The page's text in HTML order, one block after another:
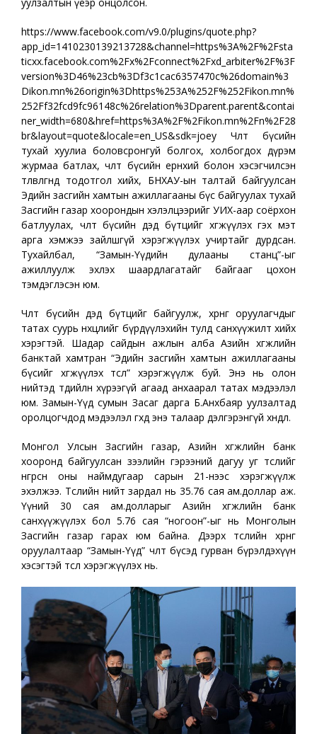
https://www.facebook.com/v9.0/plugins/quote.php?
app_id=1410230139213728&channel=https%3A%2F%2Fsta
ticxx.facebook.com%2Fx%2Fconnect%2Fxd_arbiter%2F%3F
version%3D46%23cb%3Df3c1cac6357470c%26domain%3
Dikon.mn%26origin%3Dhttps%253A%252F%252Fikon.mn%
252Ff32fcd9fc96148c%26relation%3Dparent.parent&contai
ner_width=680&href=https%3A%2F%2Fikon.mn%2Fn%2F28
br&layout=quote&locale=en_US&sdk=joey Чөлөөт бүсийн
тухай хуулиа боловсронгуй болгох, холбогдох дүрэм
журмаа батлах, чөлөөт бүсийн ерөнхий болон хэсэгчилсэн
төлөвлөгөөнд тодотгол хийх, БНХАУ-ын талтай байгуулсан
Эдийн засгийн хамтын ажиллагааны бүс байгуулах тухай
Засгийн газар хоорондын хэлэлцээрийг УИХ-аар соёрхон
батлуулах, чөлөөт бүсийн дэд бүтцийг хөгжүүлэх гэх мэт
арга хэмжээ зайлшгүй хэрэгжүүлэх учиртайг дурдсан.
Тухайлбал, “Замын-Үүдийн дулааны станц”-ыг
ажиллуулж эхлэх шаардлагатайг байгааг цохон
тэмдэглэсэн юм.
Чөлөөт бүсийн дэд бүтцийг байгуулж, хөрөнгө оруулагчдыг
татах суурь нөхцөлийг бүрдүүлэхийн тулд санхүүжилт хийх
хэрэгтэй. Шадар сайдын ажлын алба Азийн хөгжлийн
банктай хамтран “Эдийн засгийн хамтын ажиллагааны
бүсийг хөгжүүлэх төсөл” хэрэгжүүлж буй. Энэ нь олон
нийтэд төдийлөн хүрээгүй агаад анхаарал татах мэдээлэл
юм. Замын-Үүд сумын Засаг дарга Б.Анхбаяр уулзалтад
оролцогчдод мэдээлэл өгөхдөө энэ талаар дэлгэрэнгүй хөндлөө.
Монгол Улсын Засгийн газар, Азийн хөгжлийн банк
хооронд байгуулсан зээлийн гэрээний дагуу уг төслийг
өнгөрсөн оны наймдугаар сарын 21-нээс хэрэгжүүлж
эхэлжээ. Төслийн нийт зардал нь 35.76 сая ам.доллар аж.
Үүний 30 сая ам.долларыг Азийн хөгжлийн банк
санхүүжүүлэх бол 5.76 сая “ногоон”-ыг нь Монголын
Засгийн газар гарах юм байна. Дээрх төслийн хөрөнгө
оруулалтаар “Замын-Үүд” чөлөөт бүсэд гурван бүрэлдэхүүн
хэсэгтэй төсөл хэрэгжүүлэх нь.